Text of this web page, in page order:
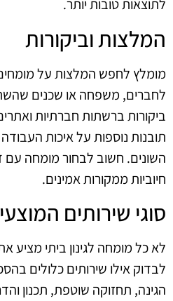
לתוצאות טובות יותר.
המלצות וביקורות
מומלץ לחפש המלצות על מומחים
לחברים, משפחה או שכנים
ביקורות ברשתות חברתיות
תובנות נוספות על איכות
השונים. חשוב לבחור מומחה עם
חיוביות ממקורות אמינים.
סוגי שירותים
לא כל מומחה לגינון ביתי מציע
לבדוק אילו שירותים כלולים
הגינה, תחזוקה שוטפת, תכנון